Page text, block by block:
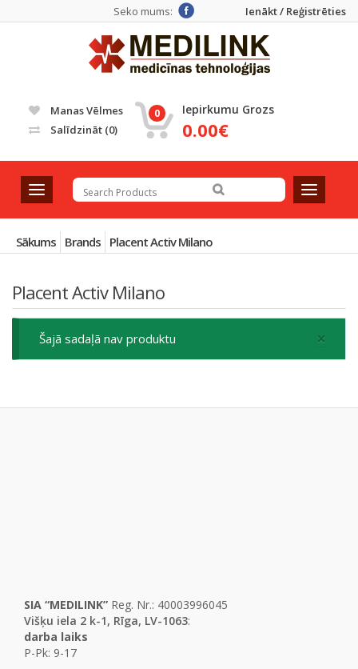
Ienākt / Reģistrēties
Seko mums:
Manas Vēlmes
Salīdzināt (0)
0 Iepirkumu Grozs
0.00€
T
o
g
g
l
n
a
v
g
i
T
o
g
l
a
v
g
i
Sākums Brands Placent Activ Milano
Placent Activ Milano
×
Šajā sadaļā nav produktu
SIA “MEDILINK” Reg. Nr.: 40003996045
Višķu iela 2 k-1, Rīga, LV-1063:
darba laiks
P-Pk: 9-17